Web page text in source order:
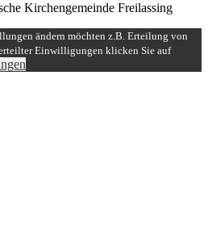
Kirchengemeinde Freilassing
ändern möchten z.B. Erteilung von
Einwilligungen klicken Sie auf